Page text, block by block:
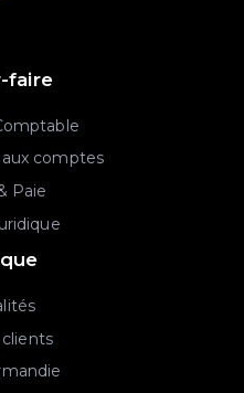
faire
comptes
Paie
clients